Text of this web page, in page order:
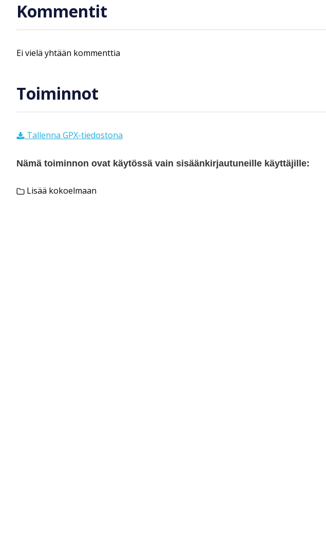
Kommentit
Ei vielä yhtään kommenttia
Toiminnot
Tallenna GPX-tiedostona
Nämä toiminnon ovat käytössä vain sisäänkirjautuneille käyttäjille:
Lisää kokoelmaan